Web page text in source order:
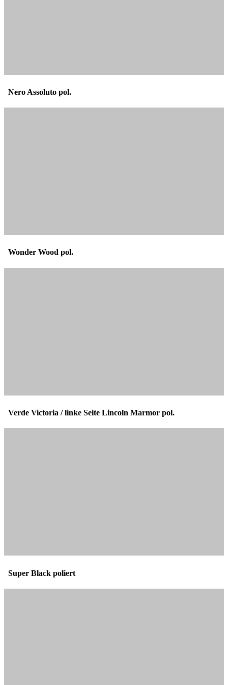
Nero Assoluto pol.
Wonder Wood pol.
Verde Victoria / linke Seite Lincoln Marmor pol.
Super Black poliert